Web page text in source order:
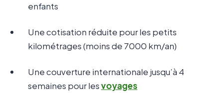
enfants
Une cotisation réduite pour les petits
kilométrages (moins de 7000 km/an)
Une couverture internationale jusqu’à 4
semaines pour lesvoyages